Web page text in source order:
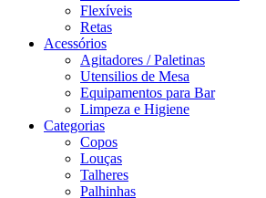
Flexíveis
Retas
Acessórios
Agitadores / Paletinas
Utensilios de Mesa
Equipamentos para Bar
Limpeza e Higiene
Categorias
Copos
Louças
Talheres
Palhinhas